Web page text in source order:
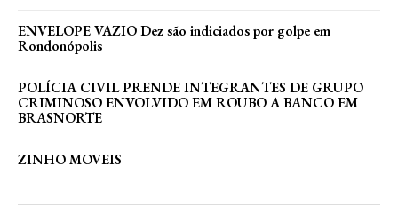
ENVELOPE VAZIO Dez são indiciados por golpe em
Rondonópolis
POLÍCIA CIVIL PRENDE INTEGRANTES DE GRUPO
CRIMINOSO ENVOLVIDO EM ROUBO A BANCO EM
BRASNORTE
ZINHO MOVEIS